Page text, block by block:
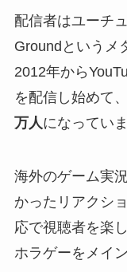
配信者はユーチ
Groundというメ
2012年から
を配信し始めて
万人 になっていま
海外のゲーム実
かったリアクシ
応で視聴者を楽
ホラゲーをメイ